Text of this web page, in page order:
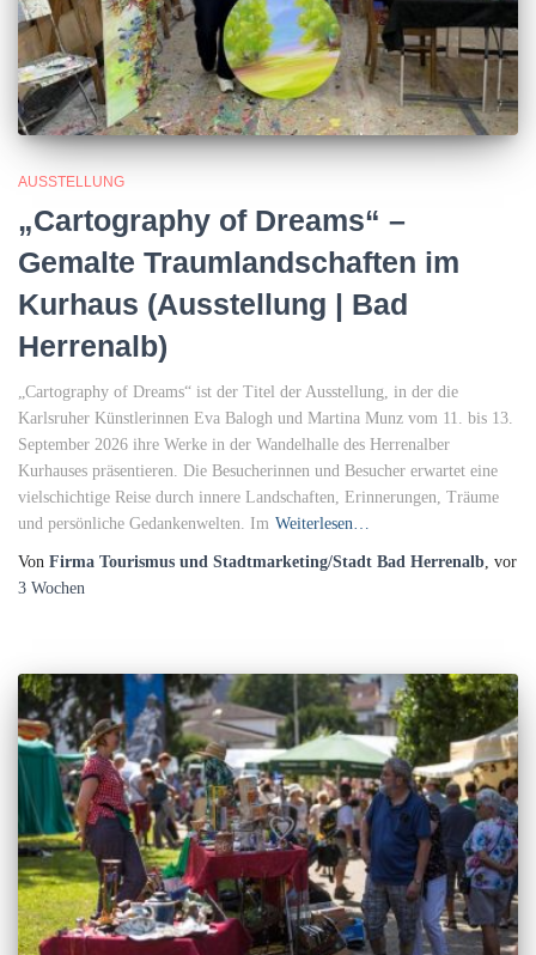
AUSSTELLUNG
„Cartography of Dreams“ –
Gemalte Traumlandschaften im
Kurhaus (Ausstellung | Bad
Herrenalb)
„Cartography of Dreams“ ist der Titel der Ausstellung, in der die
Karlsruher Künstlerinnen Eva Balogh und Martina Munz vom 11. bis 13.
September 2026 ihre Werke in der Wandelhalle des Herrenalber
Kurhauses präsentieren. Die Besucherinnen und Besucher erwartet eine
vielschichtige Reise durch innere Landschaften, Erinnerungen, Träume
und persönliche Gedankenwelten. Im Weiterlesen…
Von Firma Tourismus und Stadtmarketing/Stadt Bad Herrenalb , vor
3 Wochen